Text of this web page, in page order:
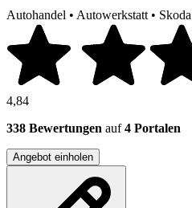
Autohandel • Autowerkstatt • Skoda
4,84
338 Bewertungen auf4 Portalen
Angebot einholen